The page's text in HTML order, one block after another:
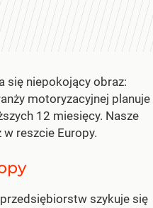
się niepokojący obraz:
motoryzacyjnej planuje
12 miesięcy. Nasze
reszcie Europy.
szykuje się